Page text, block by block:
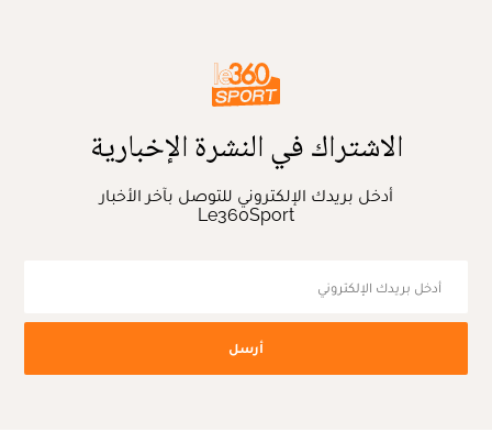
الاشتراك في النشرة الإخبارية
أدخل بريدك الإلكتروني للتوصل بآخر الأخبار
Le360Sport
أرسل